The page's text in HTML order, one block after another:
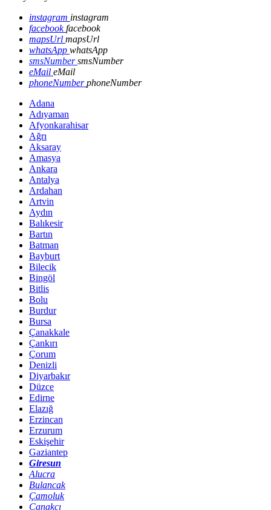
instagram instagram
facebookfacebook
mapsUrl mapsUrl
whatsApp whatsApp
smsNumbersmsNumber
eMail eMail
phoneNumberphoneNumber
Adana
Adıyaman
Afyonkarahisar
Ağrı
Aksaray
Amasya
Ankara
Antalya
Ardahan
Artvin
Aydın
Balıkesir
Bartın
Batman
Bayburt
Bilecik
Bingöl
Bitlis
Bolu
Burdur
Bursa
Çanakkale
Çankırı
Çorum
Denizli
Diyarbakır
Düzce
Edirne
Elazığ
Erzincan
Erzurum
Eskişehir
Gaziantep
Giresun
Alucra
Bulancak
Çamoluk
Çanakçı